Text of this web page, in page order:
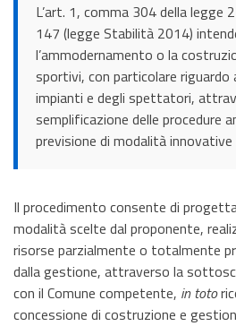
L’art. 1, comma 304 della legge
147 (legge Stabilità 2014)
l’ammodernamento o la
sportivi, con particolare riguardo
impianti e degli spettatori,
semplificazione delle procedure
previsione di modalità
Il procedimento consente di
modalità scelte dal proponente,
risorse parzialmente o totalmente
dalla gestione, attraverso la
con il Comune competente, in toto
concessione di costruzione e